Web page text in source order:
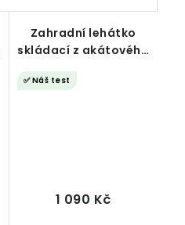
Zahradní lehátko
skládací z akátového
dřeva béžové
✅ Náš test
1 090 Kč